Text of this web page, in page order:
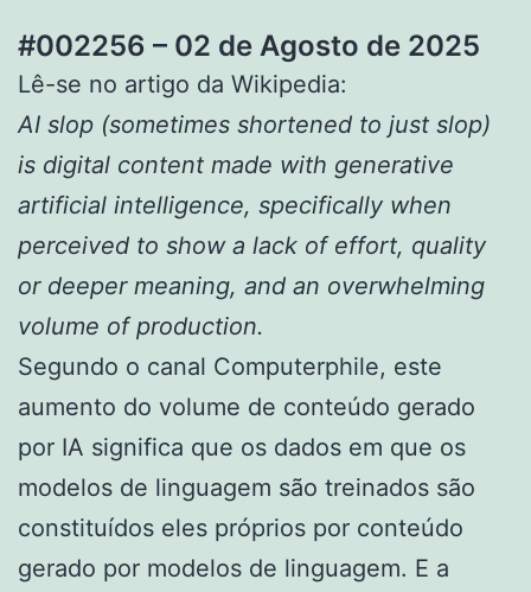
#002256 – 02 de Agosto de 2025
Lê-se no artigo da Wikipedia:
AI slop (sometimes shortened to just slop)
is digital content made with generative
artificial intelligence, specifically when
perceived to show a lack of effort, quality
or deeper meaning, and an overwhelming
volume of production.
Segundo o canal Computerphile, este
aumento do volume de conteúdo gerado
por IA significa que os dados em que os
modelos de linguagem são treinados são
constituídos eles próprios por conteúdo
gerado por modelos de linguagem. E a